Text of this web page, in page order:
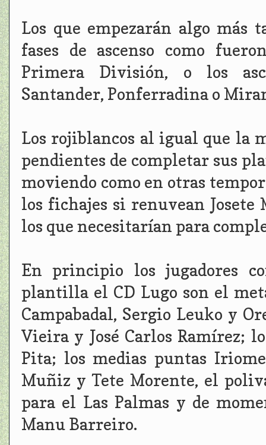
Los que empezarán algo más
fases de ascenso como
Primera División, o los
Santander, Ponferradina o
Los rojiblancos al igual que la
pendientes de completar sus
moviendo como en otras
los fichajes si renuvean
los que necesitarían para
En principio los jugadores
plantilla el CD Lugo son el
Campabadal, Sergio Leuko y
Vieira y José Carlos Ramírez;
Pita; los medias puntas
Muñiz y Tete Morente, el
para el Las Palmas y de
Manu Barreiro.